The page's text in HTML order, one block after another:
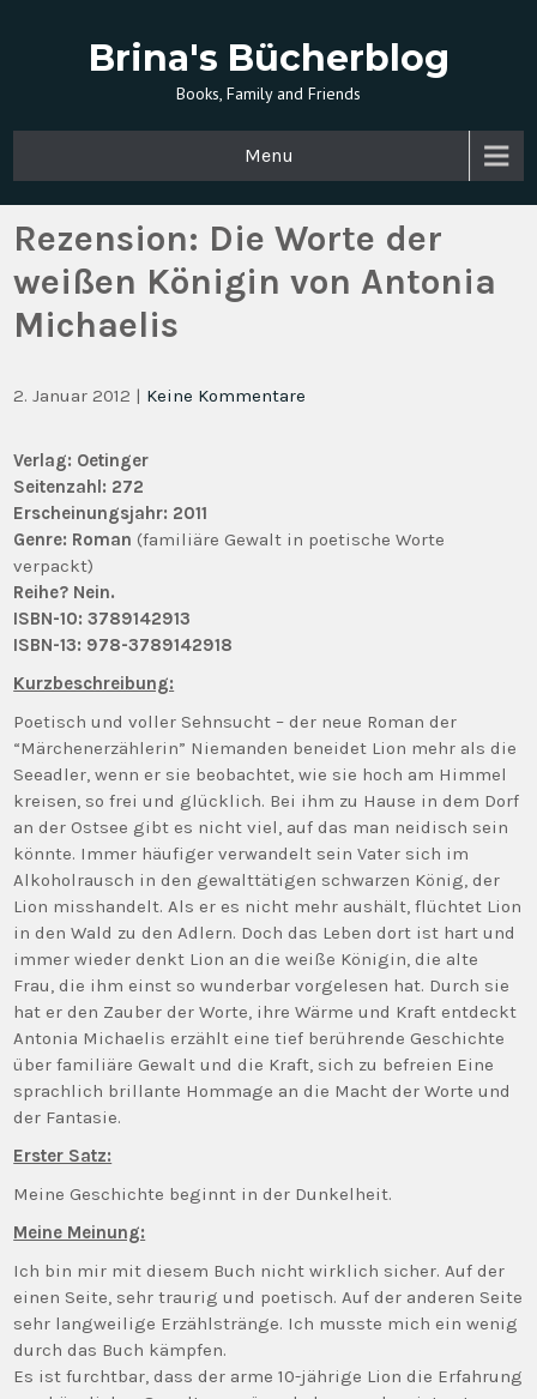
Brina's Bücherblog
Books, Family and Friends
Menu
Rezension: Die Worte der
weißen Königin von Antonia
Michaelis
2. Januar 2012 | Keine Kommentare
Verlag: Oetinger
Seitenzahl: 272
Erscheinungsjahr: 2011
Genre: Roman (familiäre Gewalt in poetische Worte
verpackt)
Reihe? Nein.
ISBN-10: 3789142913
ISBN-13: 978-3789142918
Kurzbeschreibung:
Poetisch und voller Sehnsucht – der neue Roman der
“Märchenerzählerin” Niemanden beneidet Lion mehr als die
Seeadler, wenn er sie beobachtet, wie sie hoch am Himmel
kreisen, so frei und glücklich. Bei ihm zu Hause in dem Dorf
an der Ostsee gibt es nicht viel, auf das man neidisch sein
könnte. Immer häufiger verwandelt sein Vater sich im
Alkoholrausch in den gewalttätigen schwarzen König, der
Lion misshandelt. Als er es nicht mehr aushält, flüchtet Lion
in den Wald zu den Adlern. Doch das Leben dort ist hart und
immer wieder denkt Lion an die weiße Königin, die alte
Frau, die ihm einst so wunderbar vorgelesen hat. Durch sie
hat er den Zauber der Worte, ihre Wärme und Kraft entdeckt
Antonia Michaelis erzählt eine tief berührende Geschichte
über familiäre Gewalt und die Kraft, sich zu befreien Eine
sprachlich brillante Hommage an die Macht der Worte und
der Fantasie.
Erster Satz:
Meine Geschichte beginnt in der Dunkelheit.
Meine Meinung:
Ich bin mir mit diesem Buch nicht wirklich sicher. Auf der
einen Seite, sehr traurig und poetisch. Auf der anderen Seite
sehr langweilige Erzählstränge. Ich musste mich ein wenig
durch das Buch kämpfen.
Es ist furchtbar, dass der arme 10-jährige Lion die Erfahrung